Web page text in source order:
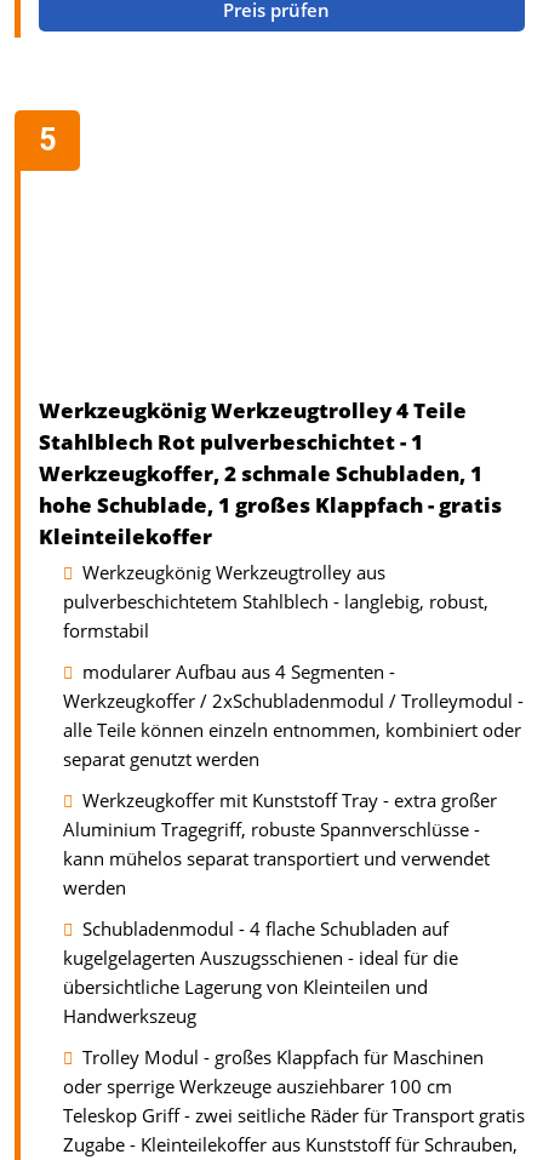
Preis prüfen
Werkzeugkönig Werkzeugtrolley 4 Teile
Stahlblech Rot pulverbeschichtet - 1
Werkzeugkoffer, 2 schmale Schubladen, 1
hohe Schublade, 1 großes Klappfach - gratis
Kleinteilekoffer
Werkzeugkönig Werkzeugtrolley aus
pulverbeschichtetem Stahlblech - langlebig, robust,
formstabil
modularer Aufbau aus 4 Segmenten -
Werkzeugkoffer / 2xSchubladenmodul / Trolleymodul -
alle Teile können einzeln entnommen, kombiniert oder
separat genutzt werden
Werkzeugkoffer mit Kunststoff Tray - extra großer
Aluminium Tragegriff, robuste Spannverschlüsse -
kann mühelos separat transportiert und verwendet
werden
Schubladenmodul - 4 flache Schubladen auf
kugelgelagerten Auszugsschienen - ideal für die
übersichtliche Lagerung von Kleinteilen und
Handwerkszeug
Trolley Modul - großes Klappfach für Maschinen
oder sperrige Werkzeuge ausziehbarer 100 cm
Teleskop Griff - zwei seitliche Räder für Transport gratis
Zugabe - Kleinteilekoffer aus Kunststoff für Schrauben,